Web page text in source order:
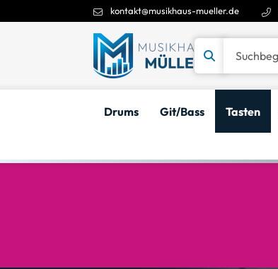
kontakt@musikhaus-mueller.de
Drums Git/Bass Tasten